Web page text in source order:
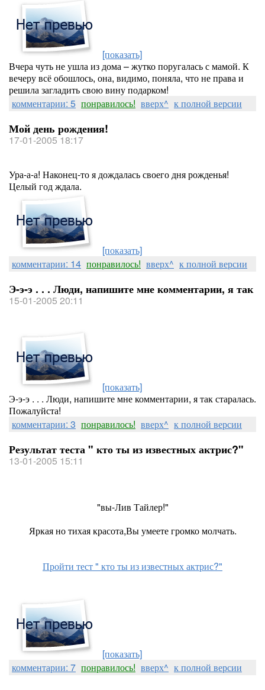
[показать]
Вчера чуть не ушла из дома – жутко поругалась с мамой. К
вечеру всё обошлось, она, видимо, поняла, что не права и
решила загладить свою вину подарком!
комментарии: 5 понравилось! вверх^ к полной версии
Мой день рождения!
17-01-2005 18:17
Ура-а-а! Наконец-то я дождалась своего дня рожденья!
Целый год ждала.
[показать]
комментарии: 14 понравилось! вверх^ к полной версии
Э-э-э . . . Люди, напишите мне комментарии, я так
15-01-2005 20:11
[показать]
Э-э-э . . . Люди, напишите мне комментарии, я так старалась.
Пожалуйста!
комментарии: 3 понравилось! вверх^ к полной версии
Результат теста " кто ты из известных актрис?"
13-01-2005 15:11
"вы-Лив Тайлер!"
Яркая но тихая красота,Вы умеете громко молчать.
Пройти тест " кто ты из известных актрис?"
[показать]
комментарии: 7 понравилось! вверх^ к полной версии